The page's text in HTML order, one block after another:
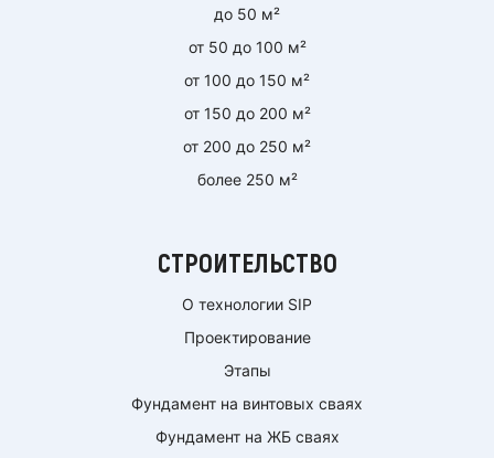
до 50 м²
от 50 до 100 м²
от 100 до 150 м²
от 150 до 200 м²
от 200 до 250 м²
более 250 м²
СТРОИТЕЛЬСТВО
О технологии SIP
Проектирование
Этапы
Фундамент на винтовых сваях
Фундамент на ЖБ сваях